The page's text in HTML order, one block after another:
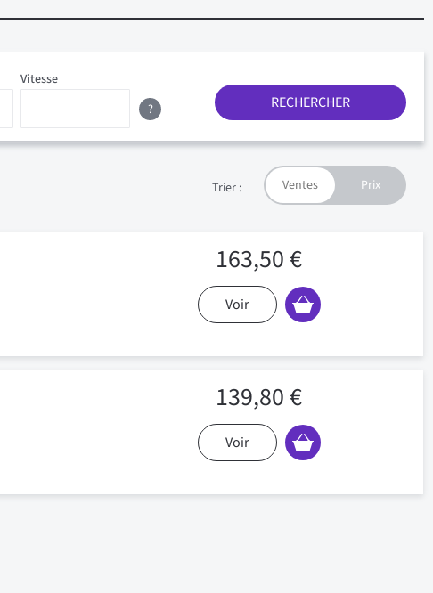
Vitesse
?
RECHERCHER
Trier :
163,50 €
Voir
139,80 €
Voir